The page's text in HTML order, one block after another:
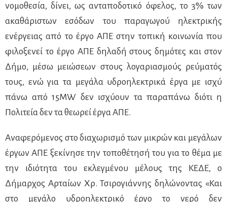
νομοθεσία, δίνει, ως ανταποδοτικό όφελος, το 3% των
ακαθάριστων εσόδων του παραγωγού ηλεκτρικής
ενέργειας από το έργο ΑΠΕ στην τοπική κοινωνία που
φιλοξενεί το έργο ΑΠΕ δηλαδή στους δημότες και στον
Δήμο, μέσω μειώσεων στους λογαριασμούς ρεύματός
τους, ενώ για τα μεγάλα υδροηλεκτρικά έργα με ισχύ
πάνω από 15MW δεν ισχύουν τα παραπάνω διότι η
Πολιτεία δεν τα θεωρεί έργα ΑΠΕ.
Αναφερόμενος στο διαχωρισμό των μικρών και μεγάλων
έργων ΑΠΕ ξεκίνησε την τοποθέτησή του για το θέμα με
την ιδιότητα του εκλεγμένου μέλους της ΚΕΔΕ, ο
Δήμαρχος Αρταίων Χρ. Τσιρογιάννης δηλώνοντας «Και
στο μεγάλο υδροηλεκτρικό έργο το νερό δεν